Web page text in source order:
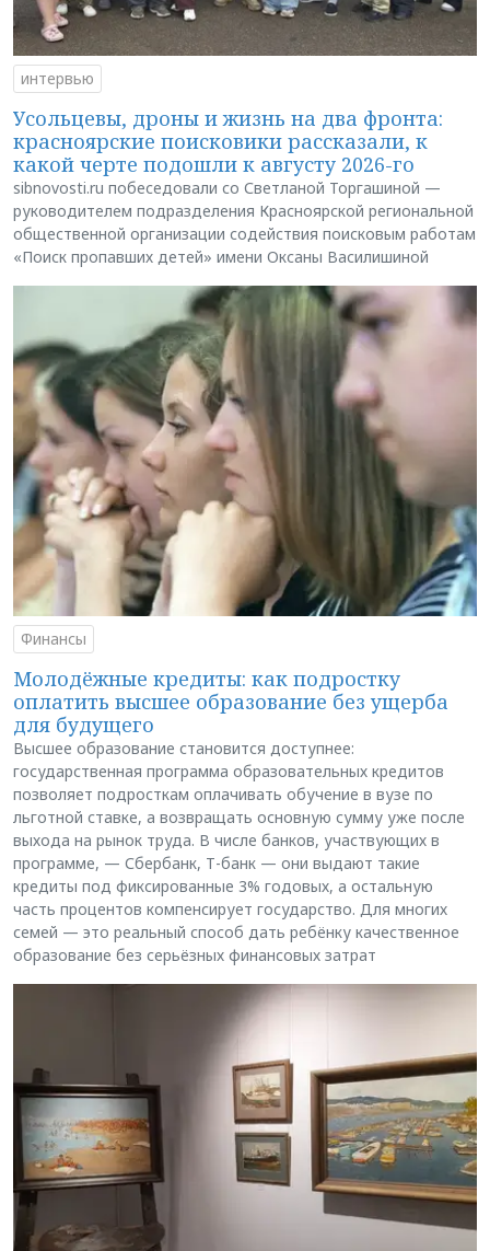
интервью
Усольцевы, дроны и жизнь на два фронта:
красноярские поисковики рассказали, к
какой черте подошли к августу 2026-го
sibnovosti.ru побеседовали со Светланой Торгашиной —
руководителем подразделения Красноярской региональной
общественной организации содействия поисковым работам
«Поиск пропавших детей» имени Оксаны Василишиной
Финансы
Молодёжные кредиты: как подростку
оплатить высшее образование без ущерба
для будущего
Высшее образование становится доступнее:
государственная программа образовательных кредитов
позволяет подросткам оплачивать обучение в вузе по
льготной ставке, а возвращать основную сумму уже после
выхода на рынок труда. В числе банков, участвующих в
программе, — Сбербанк, Т-банк — они выдают такие
кредиты под фиксированные 3% годовых, а остальную
часть процентов компенсирует государство. Для многих
семей — это реальный способ дать ребёнку качественное
образование без серьёзных финансовых затрат